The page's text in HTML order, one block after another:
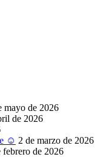
mayo de 2026
de 2026
☺ 2 de marzo de 2026
febrero de 2026